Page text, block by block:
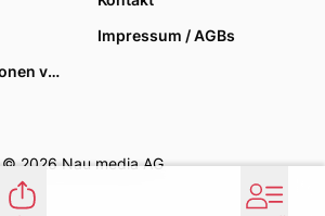
Impressum / AGBs
Datenschutzoptionen verwalten
© 2026 Nau media AG